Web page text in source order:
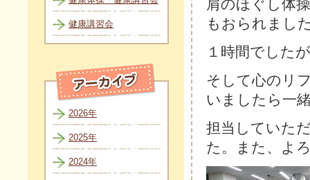
肩のほぐし体
もおられまし
１時間でした
そして心のリ
いましたら一
担当していた
た。また、よ
健康講習会
2026年
2025年
2024年